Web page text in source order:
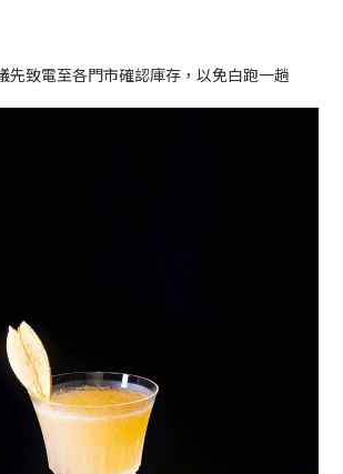
致電至各門市確認庫存，以免白跑一趟